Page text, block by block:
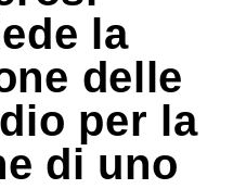
la
delle
per la
di uno